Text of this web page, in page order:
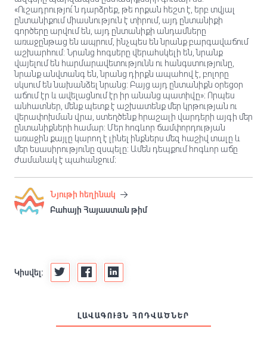
«Ուշադրությու՛ն դարձրեք, թե որքան հեշտ է, երբ տվյալ
ընտանիքում միասնություն է տիրում, այդ ընտանիքի
գործերը արվում են, այդ ընտանիքի անդամները
առաջընթաց են ապրում, ինչպես են նրանք բարգավաճում
աշխարհում: Նրանց հոգսերը վերահսկելի են, նրանք
վայելում են հարմարավետությունն ու հանգստությունը,
նրանք անվտանգ են, նրանց դիրքն ապահով է, բոլորը
սկսում են նախանձել նրանց: Բայց այդ ընտանիքն օրեցօր
աճում էր և ավելացնում էր իր անանց պատիվը»։ Որպես
անհատներ, մենք պետք է աշխատենք մեր կրթության ու
վերափոխման վրա, ստեղծենք հրաշալի վարդերի այգի մեր
ընտանիքների համար: Մեր հոգևոր ճամփորդության
առաջին քայլը կարող է լինել ինքներս մեզ հաշիվ տալը և
մեր եսասիրությունը զսպելը: Ամեն դեպքում հոգևոր աճը
ժամանակ է պահանջում։
Նյութի հեղինակ
Բահայի Հայաստան թիմ
Կիսվել:
ԼԱՎԱԳՈՒՅՆ ՀՈԴՎԱԾՆԵՐ